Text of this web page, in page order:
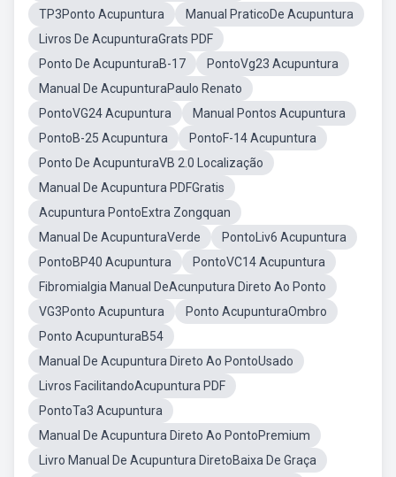
TP3Ponto Acupuntura
Manual PraticoDe Acupuntura
Livros De AcupunturaGrats PDF
Ponto De AcupunturaB-17
PontoVg23 Acupuntura
Manual De AcupunturaPaulo Renato
PontoVG24 Acupuntura
Manual Pontos Acupuntura
PontoB-25 Acupuntura
PontoF-14 Acupuntura
Ponto De AcupunturaVB 2.0 Localização
Manual De Acupuntura PDFGratis
Acupuntura PontoExtra Zongquan
Manual De AcupunturaVerde
PontoLiv6 Acupuntura
PontoBP40 Acupuntura
PontoVC14 Acupuntura
Fibromialgia Manual DeAcunputura Direto Ao Ponto
VG3Ponto Acupuntura
Ponto AcupunturaOmbro
Ponto AcupunturaB54
Manual De Acupuntura Direto Ao PontoUsado
Livros FacilitandoAcupuntura PDF
PontoTa3 Acupuntura
Manual De Acupuntura Direto Ao PontoPremium
Livro Manual De Acupuntura DiretoBaixa De Graça